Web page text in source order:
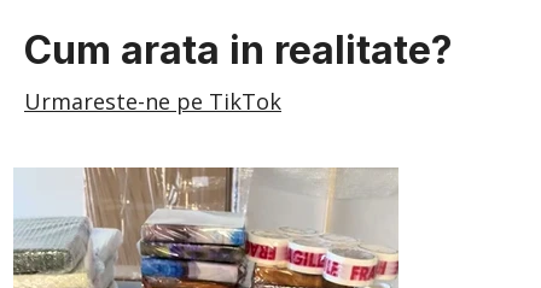
Cum arata in realitate?
Urmareste-ne pe TikTok